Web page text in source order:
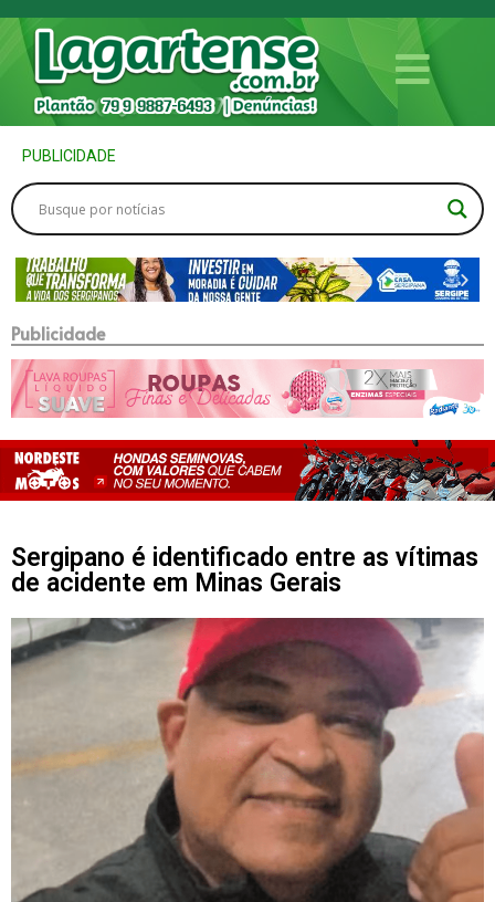
PUBLICIDADE
Publicidade
Sergipano é identificado entre as vítimas
de acidente em Minas Gerais